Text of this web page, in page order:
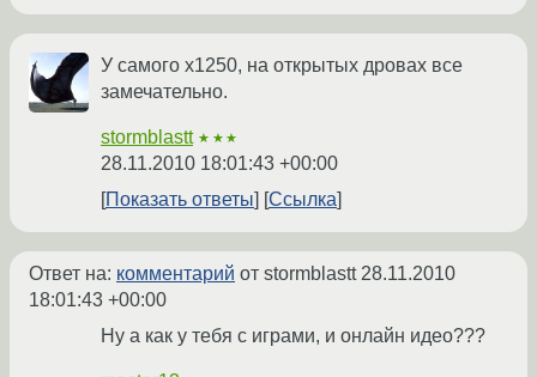
У самого x1250, на открытых дровах все
замечательно.
stormblastt ★★★
28.11.2010 18:01:43 +00:00
Показать ответы
Ссылка
Ответ на: комментарий от stormblastt28.11.2010
18:01:43 +00:00
Ну а как у тебя с играми, и онлайн идео???